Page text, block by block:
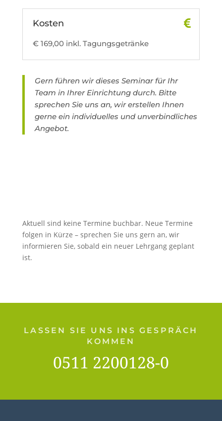
Kosten
€ 169,00 inkl. Tagungsgetränke
Gern führen wir dieses Seminar für Ihr
Team in Ihrer Einrichtung durch. Bitte
sprechen Sie uns an, wir erstellen Ihnen
gerne ein individuelles und unverbindliches
Angebot.
Aktuell sind keine Termine buchbar. Neue Termine
folgen in Kürze – sprechen Sie uns gern an, wir
informieren Sie, sobald ein neuer Lehrgang geplant
ist.
LASSEN SIE UNS INS GESPRÄCH
KOMMEN
0511 2200128-0